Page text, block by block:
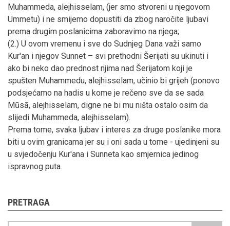
Muhammeda, alejhisselam, (jer smo stvoreni u njegovom
Ummetu) i ne smijemo dopustiti da zbog naročite ljubavi
prema drugim poslanicima zaboravimo na njega;
(2.) U ovom vremenu i sve do Sudnjeg Dana važi samo
Kur'an i njegov Sunnet – svi prethodni Šerijati su ukinuti i
ako bi neko dao prednost njima nad Šerijatom koji je
spušten Muhammedu, alejhisselam, učinio bi grijeh (ponovo
podsjećamo na hadis u kome je rečeno sve da se sada
Mūsā, alejhisselam, digne ne bi mu ništa ostalo osim da
slijedi Muhammeda, alejhisselam).
Prema tome, svaka ljubav i interes za druge poslanike mora
biti u ovim granicama jer su i oni sada u tome - ujedinjeni su
u svjedočenju Kur'ana i Sunneta kao smjernica jedinog
ispravnog puta.
PRETRAGA